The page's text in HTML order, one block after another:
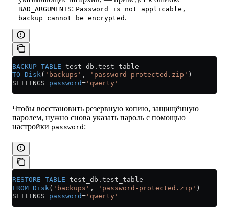
BAD_ARGUMENTS: Password is not applicable,
backup cannot be encrypted .
BACKUP TABLE test_db . test_table
TO Disk ( 'backups' , 'password-protected.zip' )
SETTINGS password= 'qwerty'
Чтобы восстановить резервную копию, защищённую
паролем, нужно снова указать пароль с помощью
настройки password :
RESTORE TABLE test_db . test_table
FROM Disk ( 'backups' , 'password-protected.zip' )
SETTINGS password= 'qwerty'